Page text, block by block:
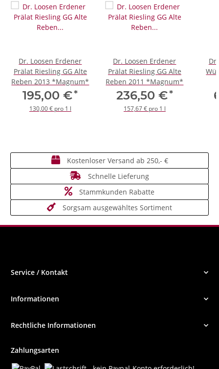
Dr. Loosen Erdener
Prälat Riesling GG Alte
Reben 2013 *Magnum*
195,00 €*
130,00 € pro 1 l
Dr. Loosen Erdener
Prälat Riesling GG Alte
Reben 2011 *Magnum*
236,50 €*
157,67 € pro 1 l
Kostenloser Versand ab 250,- €
Schnelle Lieferung
Stammkunden Rabatte
Sorgsam ausgewähltes Sortiment
Service / Kontakt
Informationen
Rechtliche Informationen
Zahlungsarten